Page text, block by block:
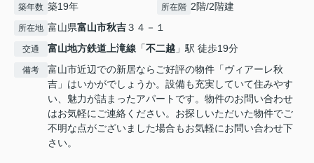
築年数 築19年 所在階 2階/2階建
所在地 富山県富山市秋吉３４－１
交通 富山地方鉄道上滝線 「不二越 」駅 徒歩19分
備考
富山市近辺での新居ならご好評の物件「ヴィアーレ秋
吉」はいかがでしょうか。設備も充実していて住みやす
い、魅力が詰まったアパートです。物件のお問い合わせ
はお気軽にご連絡ください。お探しいただいた物件でご
不明な点がございました場合もお気軽にお問い合わせ下
さい。